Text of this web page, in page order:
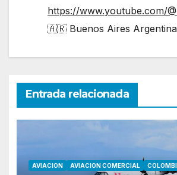
https://www.youtube.com/
🇦🇷 Buenos Aires
Entrada relacionada
AVIACION AVIACION COMERCIAL